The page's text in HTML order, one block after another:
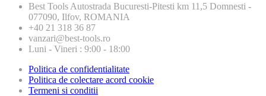
Best Tools Autostrada Bucuresti-Pitesti km 11,5 Domnesti -
077090, Ilfov, ROMANIA
+40 21 318 36 87
vanzari@best-tools.ro
Luni - Vineri : 9:00 - 18:00
Politica de confidentialitate
Politica de colectare acord cookie
Termeni si conditii